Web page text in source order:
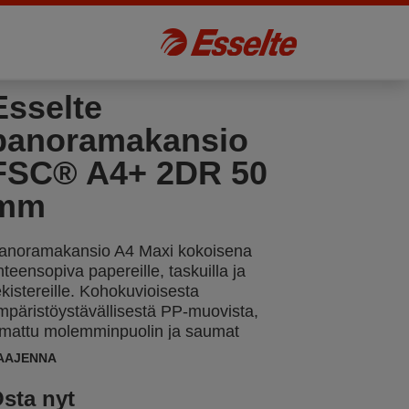
A4+ 2DR 50
A4 Maxi kokoisena
papereille, taskuilla ja
Kohokuvioisesta
PP-muovista,
molemminpuolin ja saumat
ilman ryppyjä ja ilmakuplia.
nyt